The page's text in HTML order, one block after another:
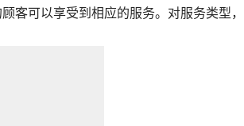
客可以享受到相应的服务。对服务类型